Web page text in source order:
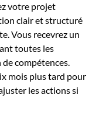
votre projet
clair et structuré
Vous recevrez un
toutes les
compétences.
mois plus tard pour
les actions si